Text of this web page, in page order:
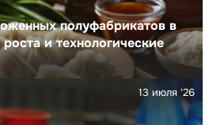
полуфабрикатов в
и технологические
13 июля '26